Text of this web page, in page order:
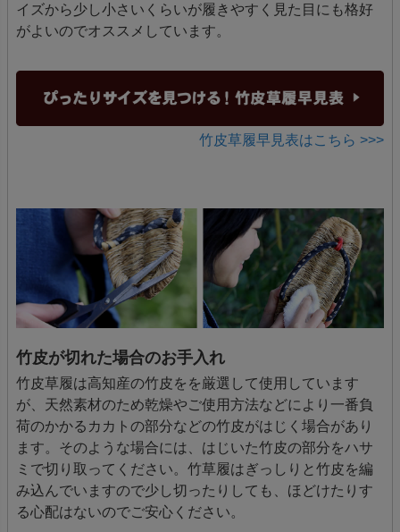
イズから少し小さいくらいが履きやすく見た目にも格好
がよいのでオススメしています。
竹皮草履早見表はこちら >>>
竹皮が切れた場合のお手入れ
竹皮草履は高知産の竹皮をを厳選して使用しています
が、天然素材のため乾燥やご使用方法などにより一番負
荷のかかるカカトの部分などの竹皮がはじく場合があり
ます。そのような場合には、はじいた竹皮の部分をハサ
ミで切り取ってください。竹草履はぎっしりと竹皮を編
み込んでいますので少し切ったりしても、ほどけたりす
る心配はないのでご安心ください。